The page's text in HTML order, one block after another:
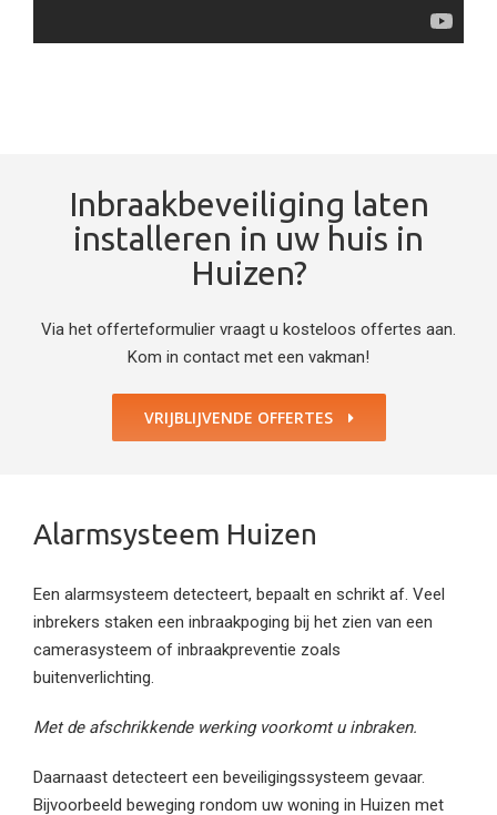
Inbraakbeveiliging laten
installeren in uw huis in
Huizen?
Via het offerteformulier vraagt u kosteloos offertes aan.
Kom in contact met een vakman!
VRIJBLIJVENDE OFFERTES
Alarmsysteem Huizen
Een alarmsysteem detecteert, bepaalt en schrikt af. Veel
inbrekers staken een inbraakpoging bij het zien van een
camerasysteem of inbraakpreventie zoals
buitenverlichting.
Met de afschrikkende werking voorkomt u inbraken.
Daarnaast detecteert een beveiligingssysteem gevaar.
Bijvoorbeeld beweging rondom uw woning in Huizen met